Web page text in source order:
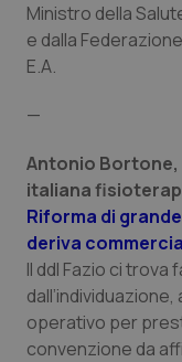
Vaccini
Ministro della
e dalla
E.A.
—
Antonio
italiana
Riforma di
deriva
Il ddl Fazio ci trova
operativo per
convenzione da